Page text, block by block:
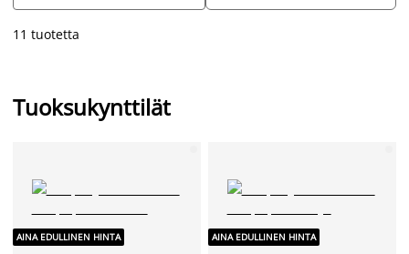
11 tuotetta
Tuoksukynttilät
AINA EDULLINEN HINTA AINA EDULLINEN HINTA